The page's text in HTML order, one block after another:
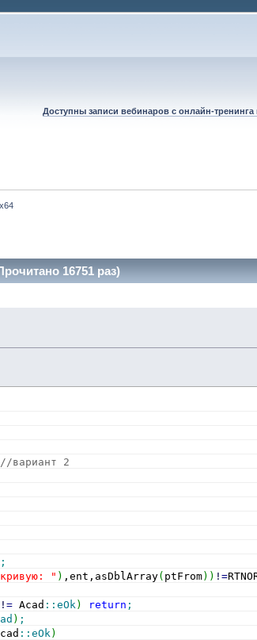
Доступны записи вебинаров с онлайн-
16751 раз)
//вариант 2
;
" ) ,ent,asDblArray( ptFrom) ) !=
!= Acad ::eOk ) return ;
) ;
::eOk )